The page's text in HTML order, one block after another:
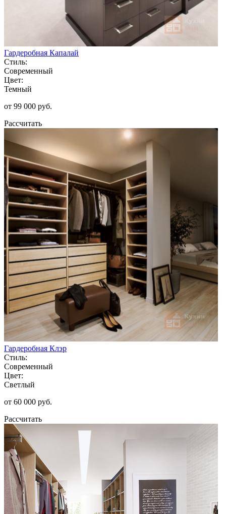
Гардеробная Капалай
Стиль:
Современный
Цвет:
Темный
от 99 000 руб.
Рассчитать
Гардеробная Клэр
Стиль:
Современный
Цвет:
Светлый
от 60 000 руб.
Рассчитать